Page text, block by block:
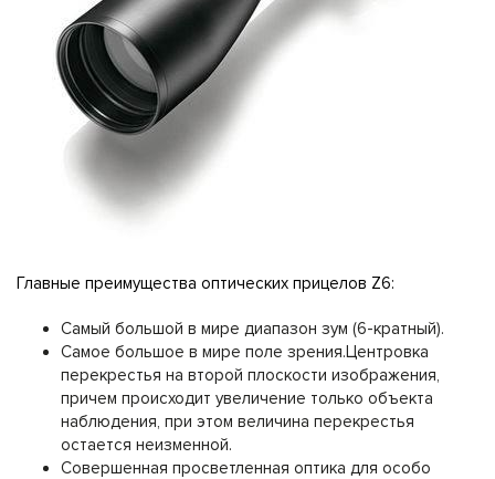
Главные преимущества оптических прицелов Z6:
Самый большой в мире диапазон зум (6-кратный).
Самое большое в мире поле зрения.Центровка
перекрестья на второй плоскости изображения,
причем происходит увеличение только объекта
наблюдения, при этом величина перекрестья
остается неизменной.
Совершенная просветленная оптика для особо